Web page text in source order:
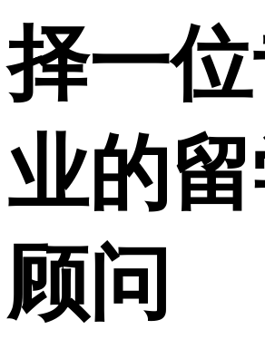
择一
业的
顾问